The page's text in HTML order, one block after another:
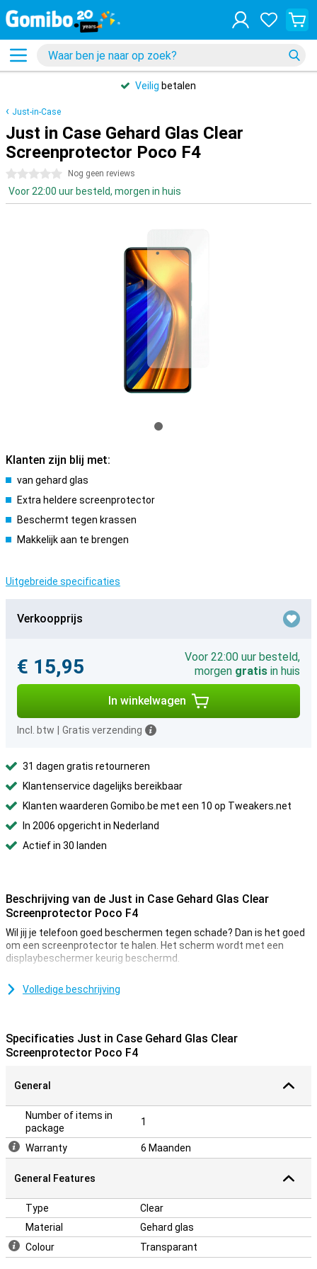
Veilig betalen
Just-in-Case
Just in Case Gehard Glas Clear
Screenprotector Poco F4
0 sterren Nog geen reviews
Voor 22:00 uur besteld, morgen in huis
Klanten zijn blij met:
van gehard glas
Extra heldere screenprotector
Beschermt tegen krassen
Makkelijk aan te brengen
Uitgebreide specificaties
Verkoopprijs
€ 15,95
Voor 22:00 uur besteld,
morgen gratis in huis
In winkelwagen
Incl. btw Gratis verzending
31 dagen gratis retourneren
Klantenservice dagelijks bereikbaar
Klanten waarderen Gomibo.be met een 10 op Tweakers.net
In 2006 opgericht in Nederland
Actief in 30 landen
Beschrijving van de Just in Case Gehard Glas Clear
Screenprotector Poco F4
Wil jij je telefoon goed beschermen tegen schade? Dan is het goed
om een screenprotector te halen. Het scherm wordt met een
displaybeschermer keurig beschermd.
wordt je Poco F4 goed beschermd tegen vuil en krassen. Dit
Doorzichtige bescherming
Met deze doorzichtige beschermlaag van je telefoon blijf je het
niet dat deze is aangebracht, terwijl je wel de voordelen van deze
Volledige beschrijving
Specificaties Just in Case Gehard Glas Clear
Screenprotector Poco F4
General
Number of items in
package
1
Warranty 6 Maanden
General Features
Type
Clear
Material
Gehard glas
Colour
Transparant